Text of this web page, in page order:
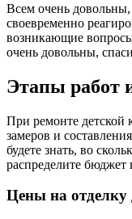
Всем очень довольны,
своевременно
возникающие
очень довольны,
Этапы работ
При ремонте детской
замеров и
будете знать, во
распределите бюджет
Цены на отделку